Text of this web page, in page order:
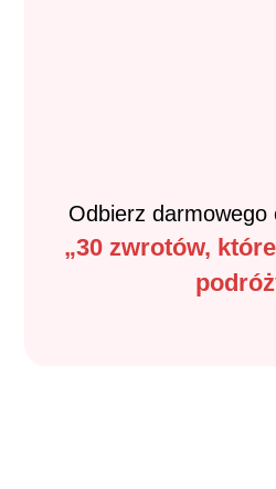
Odbierz darmowego
„30 zwrotów,